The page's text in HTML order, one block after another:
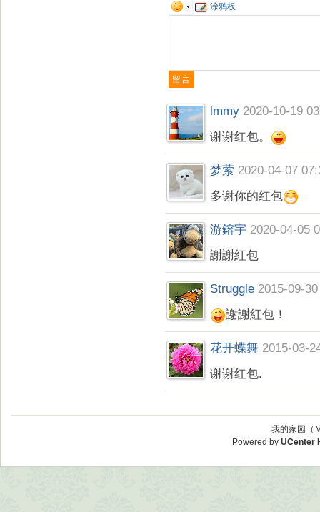
涂鸦板
lmmy 2020-10-19
谢谢红包。
梦萦 2020-04-07
多谢你的红包
游鎔宇 2020-04-05
謝謝紅包
Struggle 2015-09-
謝謝紅包！
花开蝶舞 2015-03-
谢谢红包.
我的家园（
Powered by UCenter